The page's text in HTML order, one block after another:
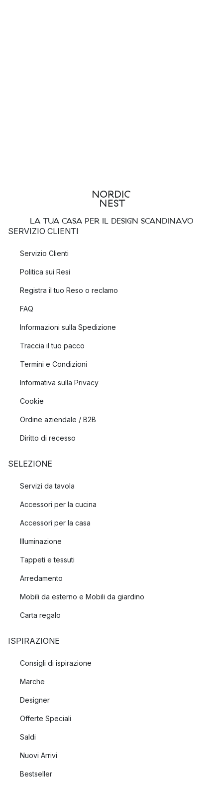
LA TUA CASA PER IL DESIGN SCANDINAVO
SERVIZIO CLIENTI
Servizio Clienti
Politica sui Resi
Registra il tuo Reso o reclamo
FAQ
Informazioni sulla Spedizione
Traccia il tuo pacco
Termini e Condizioni
Informativa sulla Privacy
Cookie
Ordine aziendale / B2B
Diritto di recesso
SELEZIONE
Servizi da tavola
Accessori per la cucina
Accessori per la casa
Illuminazione
Tappeti e tessuti
Arredamento
Mobili da esterno e Mobili da giardino
Carta regalo
ISPIRAZIONE
Consigli di ispirazione
Marche
Designer
Offerte Speciali
Saldi
Nuovi Arrivi
Bestseller